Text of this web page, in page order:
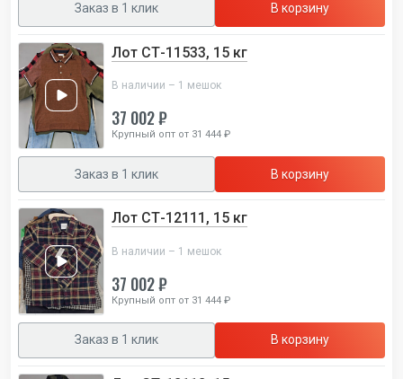
Заказ в 1 клик В корзину
Лот СТ-11533, 15 кг
В наличии – 1 мешок
37 002 ₽
Крупный опт от 31 444 ₽
Заказ в 1 клик В корзину
Лот СТ-12111, 15 кг
В наличии – 1 мешок
37 002 ₽
Крупный опт от 31 444 ₽
Заказ в 1 клик В корзину